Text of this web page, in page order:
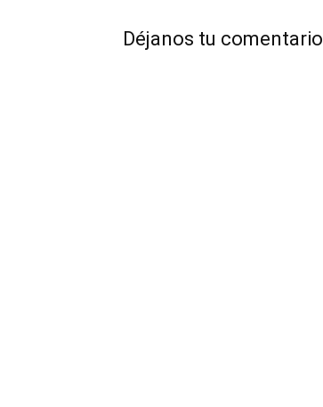
Déjanos tu comentario